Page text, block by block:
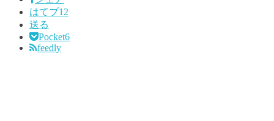
はてブ12
送る
Pocket6
feedly